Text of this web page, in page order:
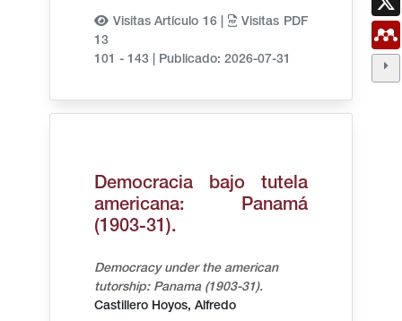
Visitas Artículo 16 |
Visitas PDF
13
101 - 143
Publicado: 2026-07-31
Democracia bajo tutela
americana: Panamá
(1903-31).
Democracy under the american
tutorship: Panama (1903-31).
Castillero Hoyos, Alfredo